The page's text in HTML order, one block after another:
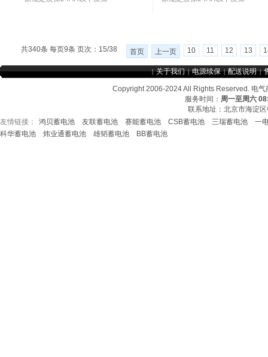
共340条 每页9条 页次：15/38 首页 上一页 10 11 12 13
Copyright 2006-2024 All Rights Reserved. 电
服务时间： 周一至周六
联系地址：北京市海淀
友情链接： CSB蓄电池 鸿贝蓄电池 赛能蓄
|关于我们 |电源续保 |配送说明 |
友情链接： 鸿贝蓄电池 友联蓄电池 赛能蓄电池 CSB蓄电池 三瑞蓄电池
一
科华蓄电池
炜业通蓄电池 雄韬蓄电池 BB蓄电池